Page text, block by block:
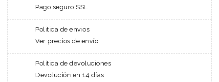
Pago seguro SSL
Politica de envios
Ver precios de envío
Política de devoluciones
Devolución en 14 días